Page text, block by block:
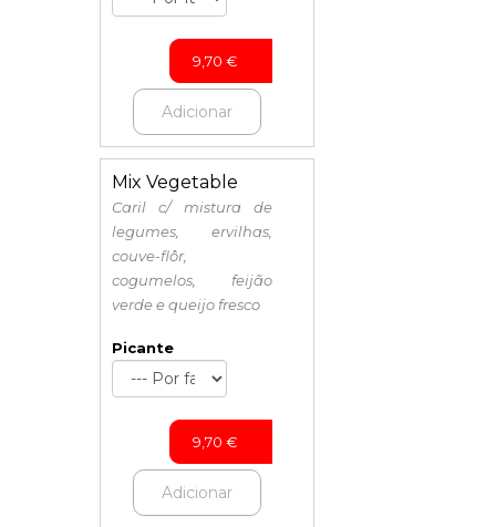
9,70 €
Adicionar
Mix Vegetable
Caril c/ mistura de
legumes, ervilhas,
couve-flôr,
cogumelos, feijão
verde e queijo fresco
Picante
9,70 €
Adicionar